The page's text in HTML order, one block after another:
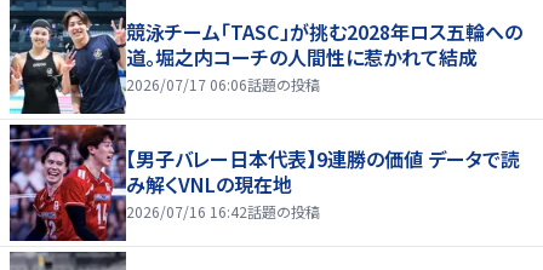
競泳チーム「TASC」が挑む2028年ロス五輪への
道。堀之内コーチの人間性に惹かれて結成
2026/07/17 06:06話題の投稿
【男子バレー日本代表】9連勝の価値 データで読
み解くVNLの現在地
2026/07/16 16:42話題の投稿